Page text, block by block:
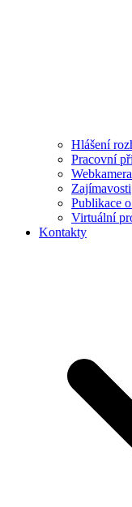
Hlášení
Pracovní
Webkamera
Zajímavosti
Publikace
Virtuální
Kontakty